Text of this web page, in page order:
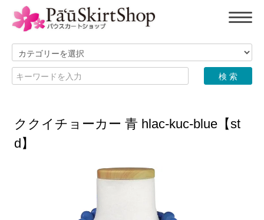
ククイチョーカー 青 hlac-kuc-blue【st
d】